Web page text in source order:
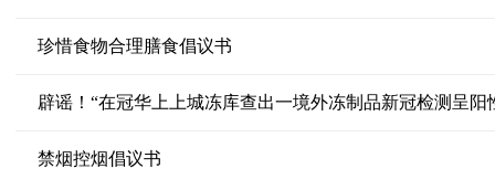
珍惜食物合理膳食倡议书
辟谣！“在冠华上上城冻库查出一境外冻制品新冠检测呈阳
禁烟控烟倡议书